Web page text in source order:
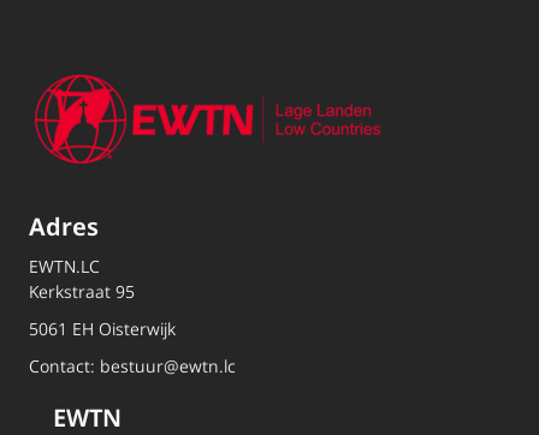
Adres
EWTN.LC
Kerkstraat 95
5061 EH Oisterwijk
Contact: bestuur@ewtn.lc
EWTN